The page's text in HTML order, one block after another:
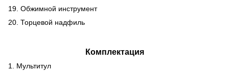
19. Обжимной инструмент
20. Торцевой надфиль
Комплектация
1. Мультитул